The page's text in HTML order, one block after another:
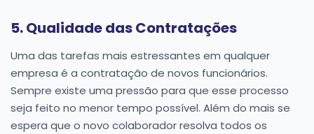
5. Qualidade das Contratações
Uma das tarefas mais estressantes em qualquer
empresa é a contratação de novos funcionários.
Sempre existe uma pressão para que esse processo
seja feito no menor tempo possível. Além do mais se
espera que o novo colaborador resolva todos os